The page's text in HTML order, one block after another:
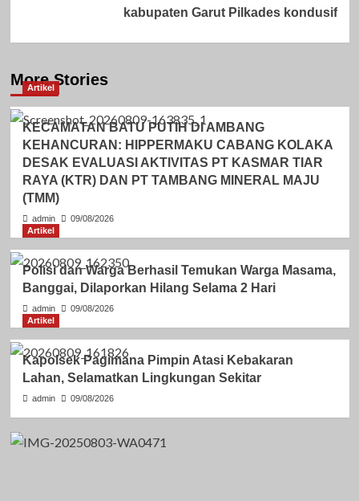
kabupaten Garut Pilkades kondusif
More Stories
Artikel
KECAMATAN BATU PUTIH DI AMBANG
KEHANCURAN: HIPPERMAKU CABANG KOLAKA
DESAK EVALUASI AKTIVITAS PT KASMAR TIAR
RAYA (KTR) DAN PT TAMBANG MINERAL MAJU
(TMM)
admin
09/08/2026
Artikel
Polisi dan Warga Berhasil Temukan Warga Masama,
Banggai, Dilaporkan Hilang Selama 2 Hari
admin
09/08/2026
Artikel
Kapolsek Pagimana Pimpin Atasi Kebakaran
Lahan, Selamatkan Lingkungan Sekitar
admin 09/08/2026